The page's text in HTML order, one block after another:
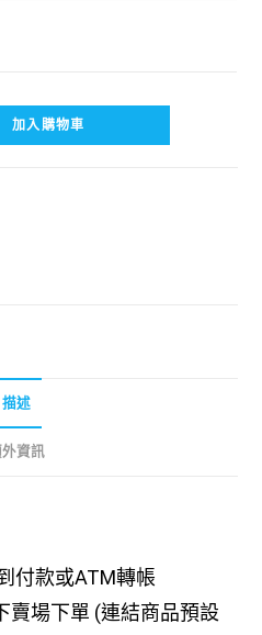
加入購物車
描述
資訊
付款或ATM轉帳
賣場下單 (連結商品預設